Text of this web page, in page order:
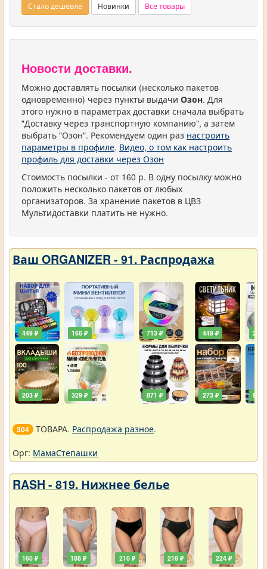
Стало дешевле Новинки Все товары
Новости доставки.
Можно доставлять посылки (несколько пакетов
одновременно) через пункты выдачи Озон. Для
этого нужно в параметрах доставки сначала выбрать
"Доставку через транспортную компанию", а затем
выбрать "Озон". Рекомендуем один раз настроить
параметры в профиле. Видео, о том как настроить
профиль для доставки через Озон
Стоимость посылки - от 160 р. В одну посылку можно
положить несколько пакетов от любых
организаторов. За хранение пакетов в ЦВЗ
Мультидоставки платить не нужно.
Ваш ORGANIZER - 91. Распродажа
449 ₽
203 ₽
166 ₽
329 ₽
713 ₽
871 ₽
449 ₽
273 ₽
203
90 ₽
304 ТОВАРА. Распродажа разное.
Орг: МамаСтепашки
RASH - 819. Нижнее белье
160 ₽ 188 ₽ 210 ₽ 218 ₽ 224 ₽